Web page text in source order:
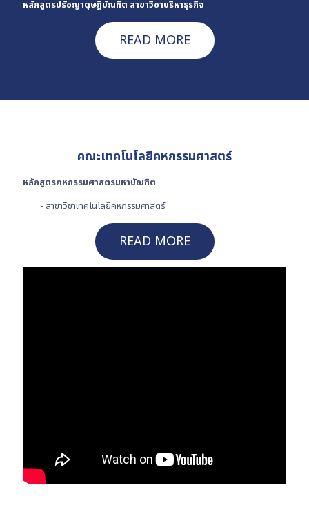
หลักสูตรปรัชญาดุษฎีบัณฑิต สาขาวิชาบริหาธุรกิจ
READ MORE
คณะเทคโนโลยีคหกรรมศาสตร์
หลักสูตรคหกรรมศาสตรมหาบัณฑิต
- สาขาวิชาเทคโนโลยีคหกรรมศาสตร์
READ MORE